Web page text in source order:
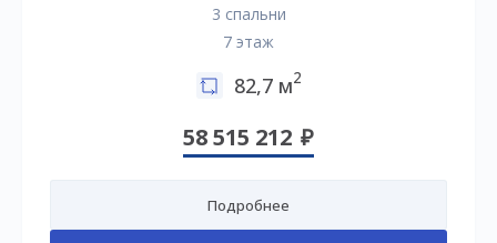
3 спальни
7 этаж
82,7 м2
58 515 212
Подробнее